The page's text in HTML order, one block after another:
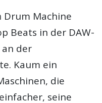
Drum Machine
Beats in der DAW-
der
Kaum ein
die
seine